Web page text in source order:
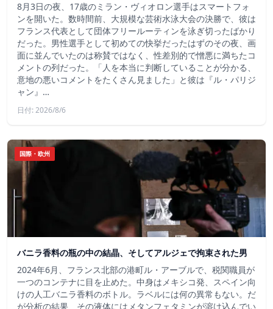
8月3日の夜、17歳のミラン・ヴィオロン選手はスマートフォ
ンを開いた。数時間前、大規模な芸術水泳大会の決勝で、彼は
フランス代表として団体フリールーティンを泳ぎ切ったばかり
だった。男性選手として初めての快挙だったはずのその夜、画
面に並んでいたのは称賛ではなく、性差別的で憎悪に満ちたコ
メントの列だった。「人を本当に判断していることが分かる、
意地の悪いコメントをたくさん見ました」と彼は『ル・パリジ
ャン』…
日付: 2026/8/6
国際・欧州
バニラ香料の瓶の中の結晶、そしてアルジェで拘束された男
2024年6月、フランス北部の港町ル・アーブルで、税関職員が
一つのコンテナに目を止めた。中身はメキシコ発、スペイン向
けの人工バニラ香料のボトル。ラベルには何の異常もない。だ
が分析の結果、その液体にはメタンフェタミンが溶け込んでい